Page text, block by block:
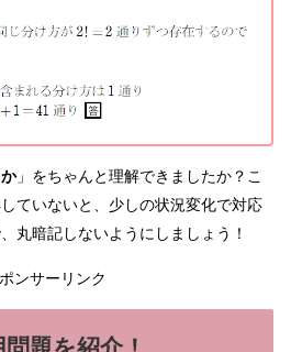
」をちゃんと理解できましたか？こ
ていないと、少しの状況変化で対応
丸暗記しないようにしましょう！
ンサーリンク